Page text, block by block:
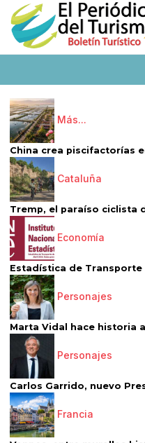
Más...
China crea piscifactorías
Cataluña
Tremp, el paraíso ciclista
Economía
Estadística de Transporte
Personajes
Marta Vidal hace historia
Personajes
Carlos Garrido, nuevo
Francia